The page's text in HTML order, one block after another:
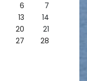
6
7
13
14
20
21
27
28